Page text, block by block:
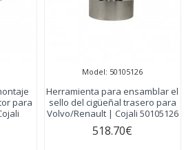
para
Model: 50105126
Herramienta para ensamblar el
sello del cigüeñal trasero para
Volvo/Renault | Cojali 50105126
518.70€